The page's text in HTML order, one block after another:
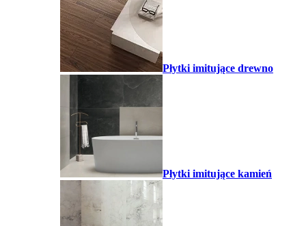
Płytki imitujące drewno
Płytki imitujące kamień